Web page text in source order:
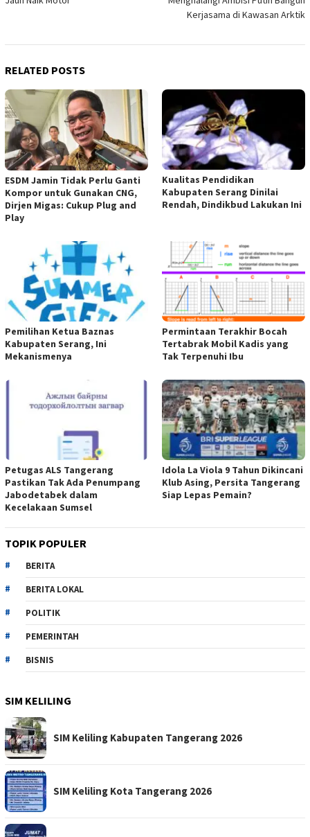
Kerjasama di Kawasan Arktik
RELATED POSTS
ESDM Jamin Tidak Perlu Ganti
Kompor untuk Gunakan CNG,
Dirjen Migas: Cukup Plug and
Play
Kualitas Pendidikan
Kabupaten Serang Dinilai
Rendah, Dindikbud Lakukan Ini
Pemilihan Ketua Baznas
Kabupaten Serang, Ini
Mekanismenya
Permintaan Terakhir Bocah
Tertabrak Mobil Kadis yang
Tak Terpenuhi Ibu
Petugas ALS Tangerang
Pastikan Tak Ada Penumpang
Jabodetabek dalam
Kecelakaan Sumsel
Idola La Viola 9 Tahun Dikincani
Klub Asing, Persita Tangerang
Siap Lepas Pemain?
TOPIK POPULER
BERITA
BERITA LOKAL
POLITIK
PEMERINTAH
BISNIS
SIM KELILING
SIM Keliling Kabupaten Tangerang 2026
SIM Keliling Kota Tangerang 2026